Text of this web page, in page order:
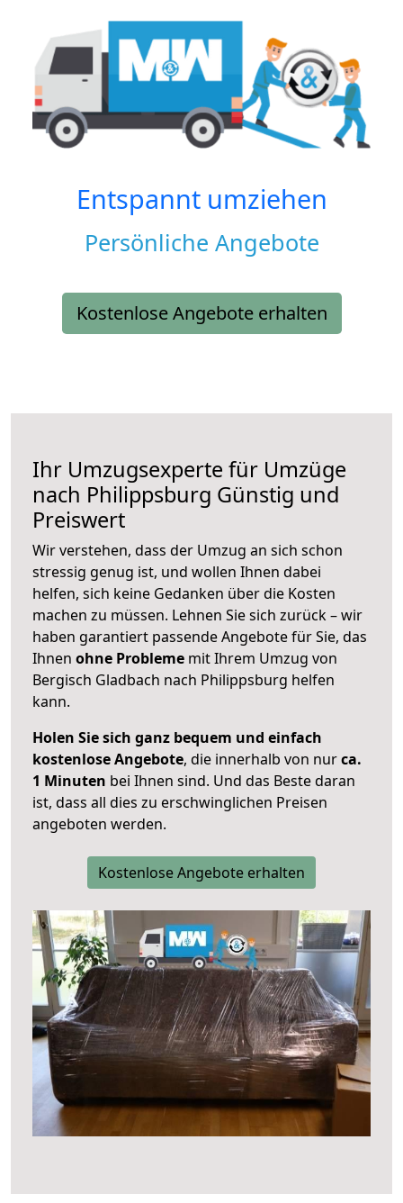
Entspannt umziehen
Persönliche Angebote
Kostenlose Angebote erhalten
Ihr Umzugsexperte für Umzüge
nach Philippsburg Günstig und
Preiswert
Wir verstehen, dass der Umzug an sich schon
stressig genug ist, und wollen Ihnen dabei
helfen, sich keine Gedanken über die Kosten
machen zu müssen. Lehnen Sie sich zurück – wir
haben garantiert passende Angebote für Sie, das
Ihnen ohne Probleme mit Ihrem Umzug von
Bergisch Gladbach nach Philippsburg helfen
kann.
Holen Sie sich ganz bequem und einfach
kostenlose Angebote, die innerhalb von nurca.
1 Minuten bei Ihnen sind. Und das Beste daran
ist, dass all dies zu erschwinglichen Preisen
angeboten werden.
Kostenlose Angebote erhalten